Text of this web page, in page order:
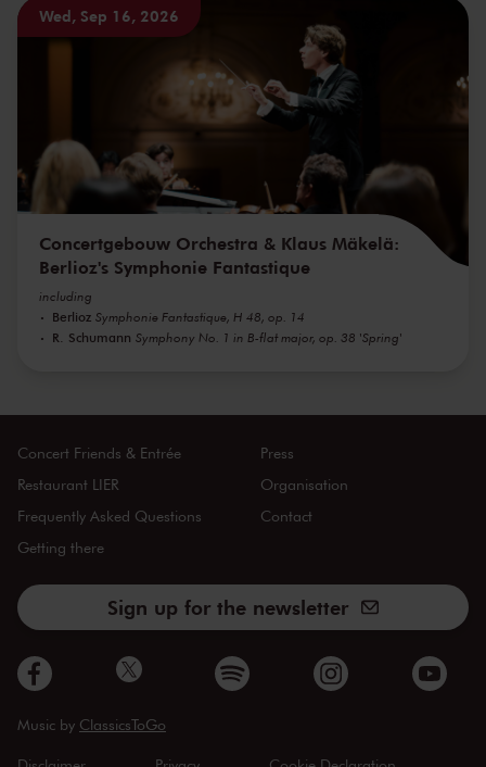
Wed, Sep 16, 2026
Concertgebouw Orchestra & Klaus Mäkelä:
Berlioz's Symphonie Fantastique
including
Berlioz Symphonie Fantastique, H 48, op. 14
R. Schumann Symphony No. 1 in B-flat major, op. 38 'Spring'
Concert Friends & Entrée
Restaurant LIER
Frequently Asked Questions
Getting there
Press
Organisation
Contact
Sign up for the newsletter
Music by ClassicsToGo